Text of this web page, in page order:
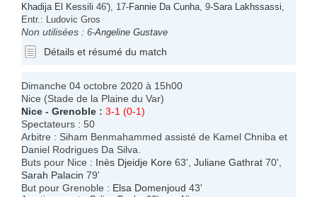
Khadija El Kessili 46'), 17-Fannie Da Cunha , 9-Sara Lakhssassi
Entr.: Ludovic Gros
Non utilisées : 6-Angeline Gustave
Détails et résumé du match
Dimanche 04 octobre 2020 à 15h00
Nice (Stade de la Plaine du Var)
Nice - Grenoble : 3-1 (0-1)
Spectateurs : 50
Arbitre : Siham Benmahammed assisté de Kamel Chniba et
Daniel Rodrigues Da Silva.
Buts pour Nice : Inès Djeidje Kore 63', Juliane Gathrat 70',
Sarah Palacin 79'
But pour Grenoble : Elsa Domenjoud 43'